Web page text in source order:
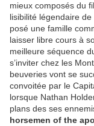
mieux composés du
lisibilité légendaire
posé une famille
laisser libre cours à
meilleure séquence
s’inviter chez les
beuveries vont se
convoitée par le
lorsque Nathan
plans des ses
horsemen of the